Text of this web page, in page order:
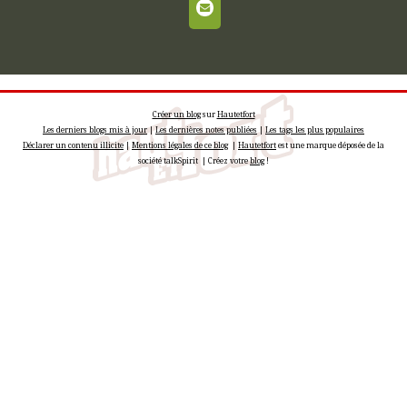
Créer un blogsurHautetfort
Les derniers blogs mis à jour|Les dernières notes publiées |Les tags les plus populaires
Déclarer un contenu illicite| Mentions légales de ce blog| Hautetfortest une marque déposée de la
société talkSpirit | Créez votreblog!